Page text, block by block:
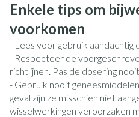
Enkele tips om
voorkomen
- Lees voor gebruik aandachtig
- Respecteer de
richtlijnen. Pas de dosering
- Gebruik nooit
geval zijn ze misschien niet
wisselwerkingen veroorzaken